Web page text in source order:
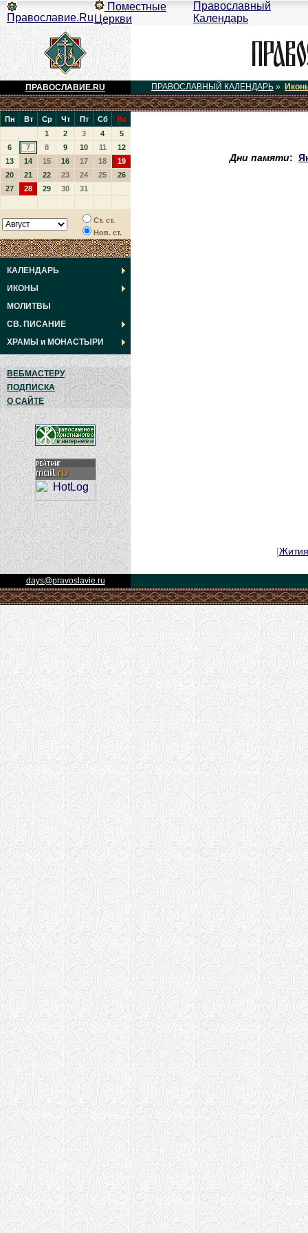
Православие.Ru
Поместные
Церкви
Православный
Календарь
ПРАВОСЛАВИЕ.RU ПРАВОСЛАВНЫЙ КАЛЕНДАРЬ »
Пн Вт Ср Чт Пт Сб
Вс
1
2 3 4
5
6
7 8 9 10 11
12
13
14 15 16 17 18
19
20
21 22 23 24 25
26
27
28 29 30 31
Ст. ст.
Нов. ст.
КАЛЕНДАРЬ
ИКОНЫ
МОЛИТВЫ
СВ. ПИСАНИЕ
ХРАМЫ и МОНАСТЫРИ
ВЕБМАСТЕРУ
ПОДПИСКА
О САЙТЕ
Дни памяти:
[Жития
days@pravoslavie.ru